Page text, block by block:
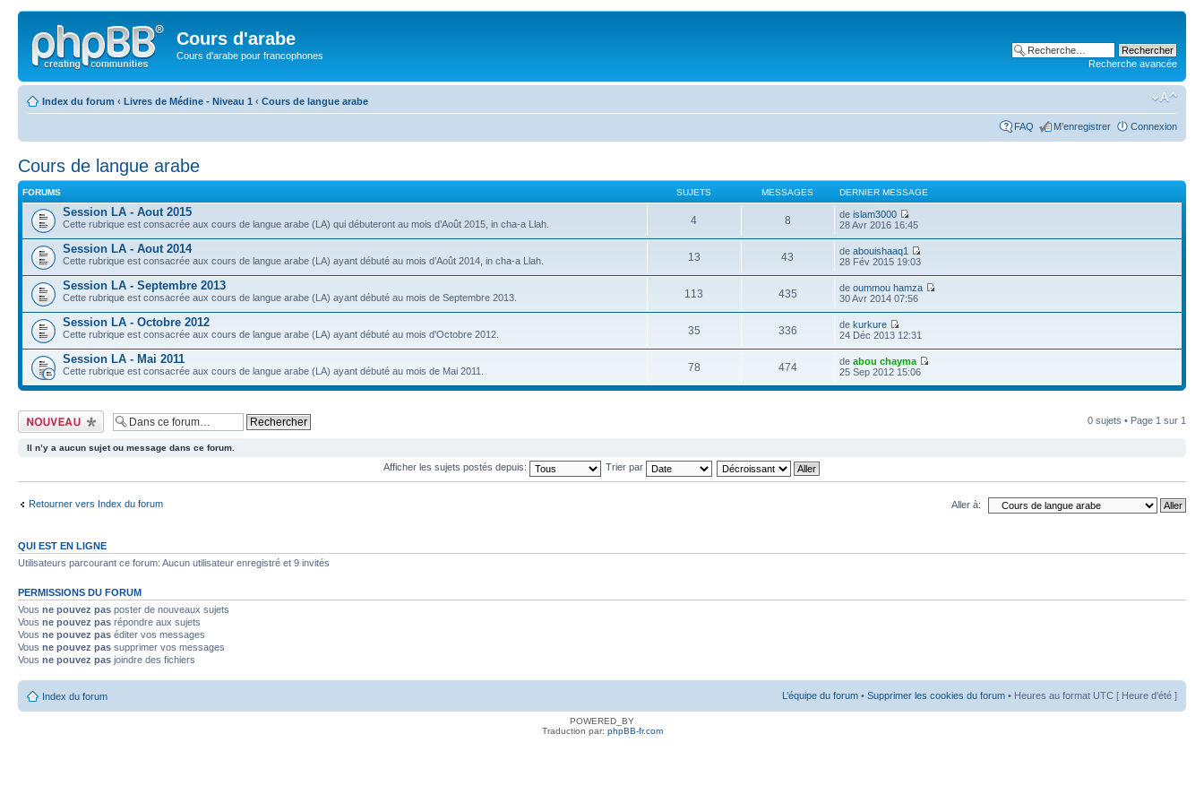
Cours d'arabe
Cours d'arabe pour francophones
Recherche avancée
Index du forum ‹ Livres de Médine - Niveau 1 ‹ Cours de langue arabe
FAQ M’enregistrer Connexion
Cours de langue arabe
FORUMS SUJETS MESSAGES DERNIER MESSAGE
Session LA - Aout 2015
Cette rubrique est consacrée aux cours de langue arabe (LA) qui débuteront au mois d’Août 2015, in cha-a Llah. 4 8 deislam3000
28 Avr 2016 16:45
Session LA - Aout 2014
Cette rubrique est consacrée aux cours de langue arabe (LA) ayant débuté au mois d’Août 2014, in cha-a Llah. 13 43 deabouishaaq1
28 Fév 2015 19:03
Session LA - Septembre 2013
Cette rubrique est consacrée aux cours de langue arabe (LA) ayant débuté au mois de Septembre 2013. 113 435 deoummou hamza
30 Avr 2014 07:56
Session LA - Octobre 2012
Cette rubrique est consacrée aux cours de langue arabe (LA) ayant débuté au mois d'Octobre 2012. 35 336 dekurkure
24 Déc 2013 12:31
Session LA - Mai 2011
Cette rubrique est consacrée aux cours de langue arabe (LA) ayant débuté au mois de Mai 2011. 78 474 deabou chayma
25 Sep 2012 15:06
Ecrire un nouveau
sujet
0 sujets • Page 1 sur 1
Il n’y a aucun sujet ou message dans ce forum.
Afficher les sujets postés depuis: Trier par
Retourner vers Index du forum Aller à:
QUI EST EN LIGNE
Utilisateurs parcourant ce forum: Aucun utilisateur enregistré et 9 invités
PERMISSIONS DU FORUM
Vous ne pouvez pas poster de nouveaux sujets
Vous ne pouvez pas répondre aux sujets
Vous ne pouvez pas éditer vos messages
Vous ne pouvez pas supprimer vos messages
Vous ne pouvez pas joindre des fichiers
Index du forum L’équipe du forum • Supprimer les cookies du forum • Heures au format UTC [ Heure d’été ]
POWERED_BY
Traduction par: phpBB-fr.com